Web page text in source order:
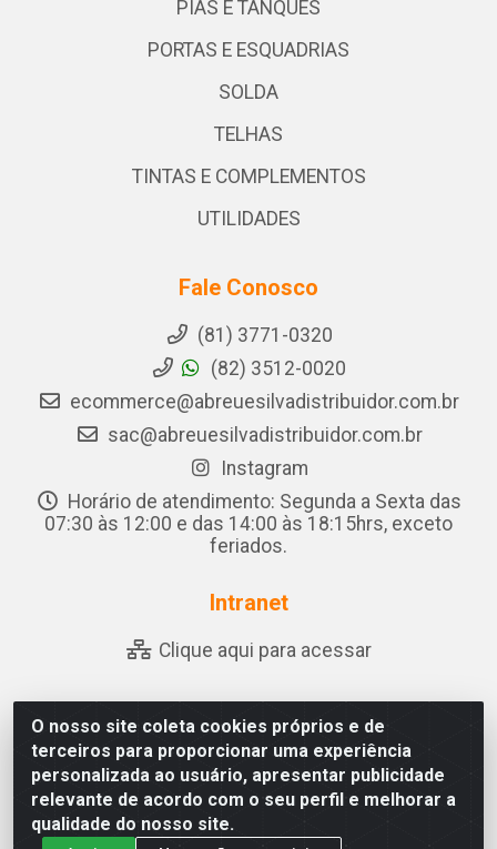
O nosso site coleta cookies próprios e de
terceiros para proporcionar uma experiência
personalizada ao usuário, apresentar publicidade
relevante de acordo com o seu perfil e melhorar a
qualidade do nosso site.
PIAS E TANQUES
PORTAS E ESQUADRIAS
SOLDA
TELHAS
TINTAS E COMPLEMENTOS
UTILIDADES
Fale Conosco
(81) 3771-0320
(82) 3512-0020
ecommerce@abreuesilvadistribuidor.com.br
sac@abreuesilvadistribuidor.com.br
Instagram
Horário de atendimento: Segunda a Sexta das
07:30 às 12:00 e das 14:00 às 18:15hrs, exceto
feriados.
Intranet
Clique aqui para acessar
Abreu & Silva - Rua Padre Jose de Souza Leite, 265 - Ariado,
Olho D'Água das Flores/AL - CEP 57.442-000 - CNPJ
04.790.656/0001-06